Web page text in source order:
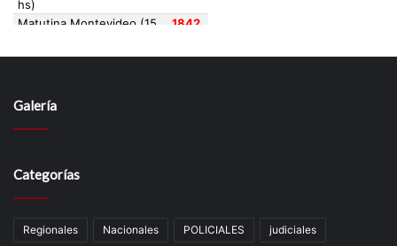
Galería
Categorías
Regionales Nacionales POLICIALES judiciales